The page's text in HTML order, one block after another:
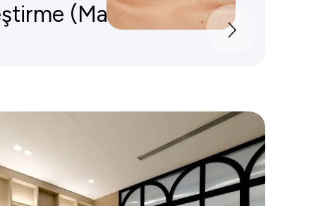
(Mastopeksi)